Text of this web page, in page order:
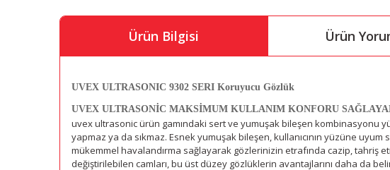
Ürün Bilgisi Ürün
UVEX ULTRASONIC 9302 SERI Koruyucu Gözlük
UVEX ULTRASONİC MAKSİMUM KULLANIM KONFORU
uvex ultrasonic ürün gamındaki sert ve yumuşak bileşen kombinasyonu
yapmaz ya da sıkmaz. Esnek yumuşak bileşen, kullanıcının yüzüne
mükemmel havalandırma sağlayarak gözlerinizin etrafında cazip, tahriş
değiştirilebilen camları, bu üst düzey gözlüklerin avantajlarını daha da